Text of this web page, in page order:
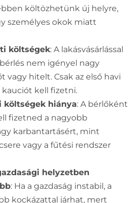
költözhetünk új helyre,
személyes okok miatt
költségek: A lakásvásárlással
nem igényel nagy
vagy hitelt. Csak az első havi
kell fizetni.
költségek hiánya: A bérlőként
fizetned a nagyobb
karbantartásért, mint
vagy a fűtési rendszer
helyzetben
: Ha a gazdaság instabil, a
kockázattal járhat, mert